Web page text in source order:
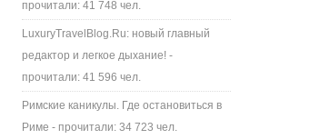
прочитали: 41 748 чел.
LuxuryTravelBlog.Ru: новый главный
редактор и легкое дыхание! -
прочитали: 41 596 чел.
Римские каникулы. Где остановиться в
Риме - прочитали: 34 723 чел.